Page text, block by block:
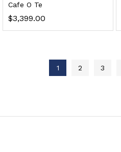
Cafe O Te
$3,399.00
1 2 3